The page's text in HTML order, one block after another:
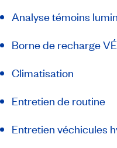
Analyse témoins
Borne de recharge VÉ
Climatisation
Entretien de routine
Entretien véchicules